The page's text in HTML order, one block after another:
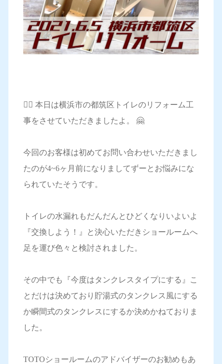
💁‍♀️ 本日は横浜市の都筑区トイレのリフォーム工
事をさせていただきましたよ。 🤗
今回のお客様は初めてお問い合わせいただきまし
たのが4~6ヶ月前になりましてずーとお悩みにな
られていたそうです。
トイレの水漏れもだんだんとひどくなりいよいよ
『交換しよう！』と決心いただきショールームへ
足を運び色々と検討されました。
その中でも『今度はタンクレスタイプにする』こ
とだけは決めており貯湯式のタンクレス風にする
か瞬間式のタンクレスにするか決めかねておりま
した。
TOTOショールームのアドバイザーのお勧めもあ